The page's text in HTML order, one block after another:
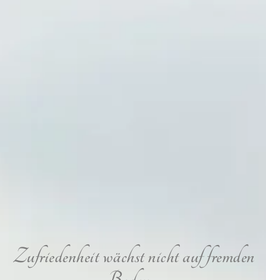
Zufriedenheit wächst nicht auf fremden